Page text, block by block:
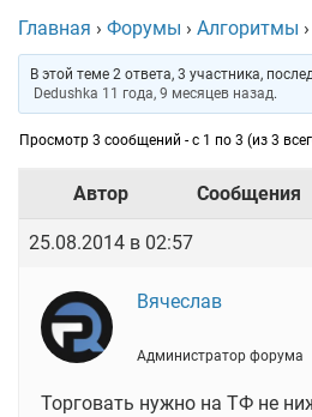
Главная › Форумы › Алгоритмы ›
В этой теме 2 ответа, 3 участника,
Dedushka 11 года, 9 месяцев назад.
Просмотр 3 сообщений - с 1 по 3 (из 3
Автор Сообщения
25.08.2014 в 02:57
Вячеслав
Администратор форума
Торговать нужно на ТФ не